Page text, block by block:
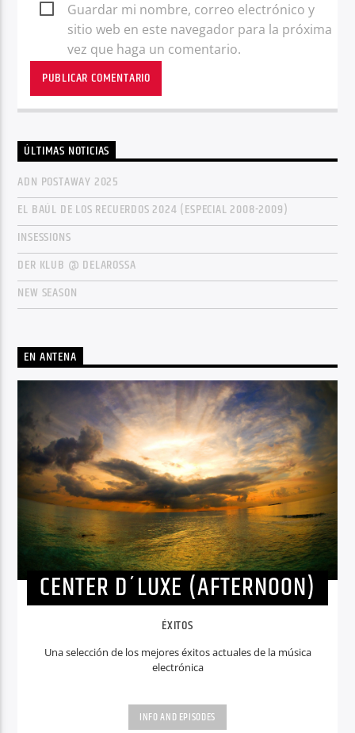
Guardar mi nombre, correo electrónico y
sitio web en este navegador para la próxima
vez que haga un comentario.
ÚLTIMAS NOTICIAS
ADN POSTAWAY 2025
EL BAÚL DE LOS RECUERDOS 2024 (ESPECIAL 2008-2009)
INSESSIONS
DER KLUB @ DELAROSSA
NEW SEASON
EN ANTENA
CENTER D´LUXE (AFTERNOON)
ÉXITOS
Una selección de los mejores éxitos actuales de la música
electrónica
INFO AND EPISODES